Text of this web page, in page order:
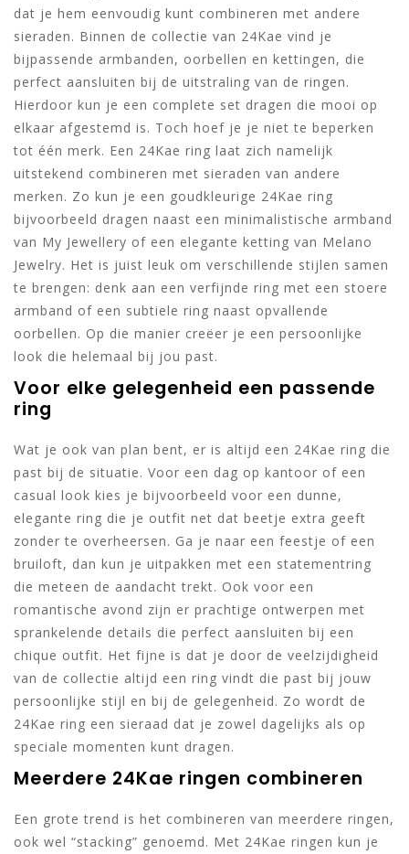
dat je hem eenvoudig kunt combineren met andere
sieraden. Binnen de collectie van 24Kae vind je
bijpassende armbanden, oorbellen en kettingen, die
perfect aansluiten bij de uitstraling van de ringen.
Hierdoor kun je een complete set dragen die mooi op
elkaar afgestemd is. Toch hoef je je niet te beperken
tot één merk. Een 24Kae ring laat zich namelijk
uitstekend combineren met sieraden van andere
merken. Zo kun je een goudkleurige 24Kae ring
bijvoorbeeld dragen naast een minimalistische armband
van My Jewellery of een elegante ketting van Melano
Jewelry. Het is juist leuk om verschillende stijlen samen
te brengen: denk aan een verfijnde ring met een stoere
armband of een subtiele ring naast opvallende
oorbellen. Op die manier creëer je een persoonlijke
look die helemaal bij jou past.
Voor elke gelegenheid een passende
ring
Wat je ook van plan bent, er is altijd een 24Kae ring die
past bij de situatie. Voor een dag op kantoor of een
casual look kies je bijvoorbeeld voor een dunne,
elegante ring die je outfit net dat beetje extra geeft
zonder te overheersen. Ga je naar een feestje of een
bruiloft, dan kun je uitpakken met een statementring
die meteen de aandacht trekt. Ook voor een
romantische avond zijn er prachtige ontwerpen met
sprankelende details die perfect aansluiten bij een
chique outfit. Het fijne is dat je door de veelzijdigheid
van de collectie altijd een ring vindt die past bij jouw
persoonlijke stijl en bij de gelegenheid. Zo wordt de
24Kae ring een sieraad dat je zowel dagelijks als op
speciale momenten kunt dragen.
Meerdere 24Kae ringen combineren
Een grote trend is het combineren van meerdere ringen,
ook wel “stacking” genoemd. Met 24Kae ringen kun je